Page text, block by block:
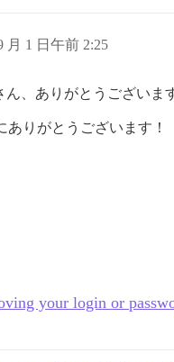
月 1 日午前 2:25
ん、ありがとうございま
ありがとうございます！
your login or